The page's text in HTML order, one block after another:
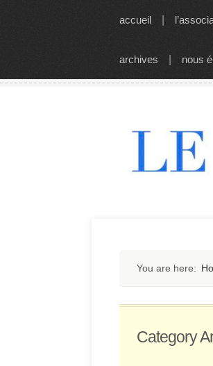
accueil
archives nous
You are here:
Category